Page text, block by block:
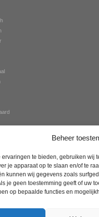
Beheer
ervaringen te bieden, gebruiken wij
je apparaat op te slaan en/of te
kunnen wij gegevens zoals
je geen toestemming geeft of uw
op bepaalde functies en
Expert> Markiezen Mierlo – hoogte